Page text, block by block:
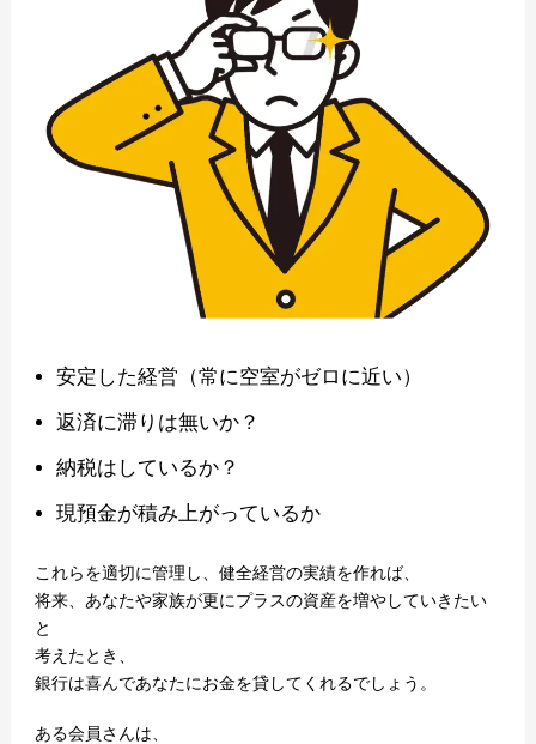
安定した経営（常に空室がゼロに近い）
返済に滞りは無いか？
納税はしているか？
現預金が積み上がっているか
これらを適切に管理し、健全経営の実績を作れば、
将来、あなたや家族が更にプラスの資産を増やしていきたい
と
考えたとき、
銀行は喜んであなたにお金を貸してくれるでしょう。
ある会員さんは、